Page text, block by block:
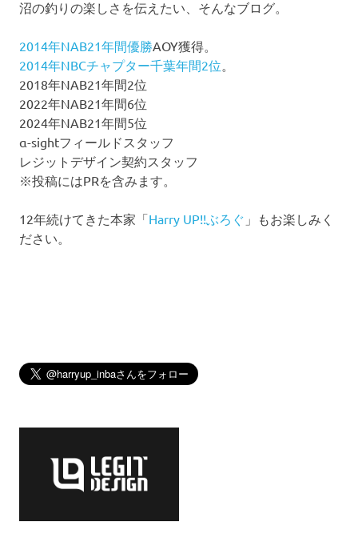
沼の釣りの楽しさを伝えたい、そんなブログ。
2014年NAB21年間優勝AOY獲得。
2014年NBCチャプター千葉年間2位。
2018年NAB21年間2位
2022年NAB21年間6位
2024年NAB21年間5位
α-sightフィールドスタッフ
レジットデザイン契約スタッフ
※投稿にはPRを含みます。
12年続けてきた本家「Harry UP!!ぶろぐ 」もお楽しみく
ださい。